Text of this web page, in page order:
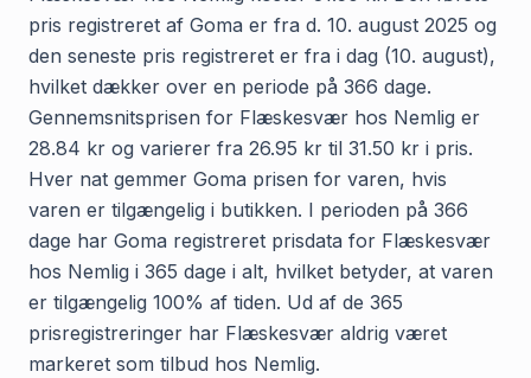
pris registreret af Goma er fra d. 10. august 2025 og
den seneste pris registreret er fra i dag (10. august),
hvilket dækker over en periode på 366 dage.
Gennemsnitsprisen for Flæskesvær hos Nemlig er
28.84 kr og varierer fra 26.95 kr til 31.50 kr i pris.
Hver nat gemmer Goma prisen for varen, hvis
varen er tilgængelig i butikken. I perioden på 366
dage har Goma registreret prisdata for Flæskesvær
hos Nemlig i 365 dage i alt, hvilket betyder, at varen
er tilgængelig 100% af tiden. Ud af de 365
prisregistreringer har Flæskesvær aldrig været
markeret som tilbud hos Nemlig.